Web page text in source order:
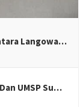
Langowa…
UMSP Su…